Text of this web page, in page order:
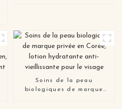
Soins de la peau
biologiques de marque